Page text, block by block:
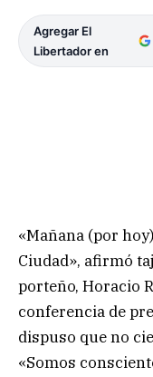
Agregar El
Libertador en
«Mañana (por
Ciudad», afirmó
porteño, Horacio
conferencia de
dispuso que no
«Somos